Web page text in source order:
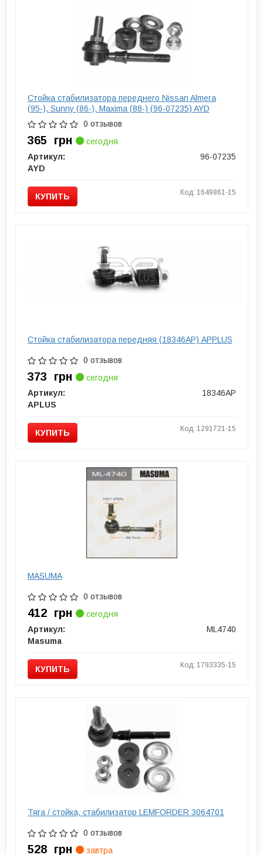
Стойка стабилизатора переднего Nissan Almera
(95-), Sunny (86-), Maxima (88-) (96-07235) AYD
0 отзывов
365 грн
сегодня
Артикул:
96-07235
AYD
КУПИТЬ Код: 1649861-15
Стойка стабилизатора передняя (18346AP) APPLUS
0 отзывов
373 грн
сегодня
Артикул:
18346AP
APLUS
КУПИТЬ Код: 1291721-15
MASUMA
0 отзывов
412 грн
сегодня
Артикул:
ML4740
Masuma
КУПИТЬ Код: 1793335-15
Тяга / стойка, стабилизатор LEMFORDER 3064701
0 отзывов
528 грн завтра